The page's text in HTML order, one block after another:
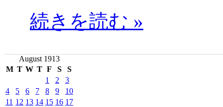
続きを読む »
August 1913
M T W T F S S
1 2
3
4
5 6 7 8 9
10
11 12 13 14 15 16 17